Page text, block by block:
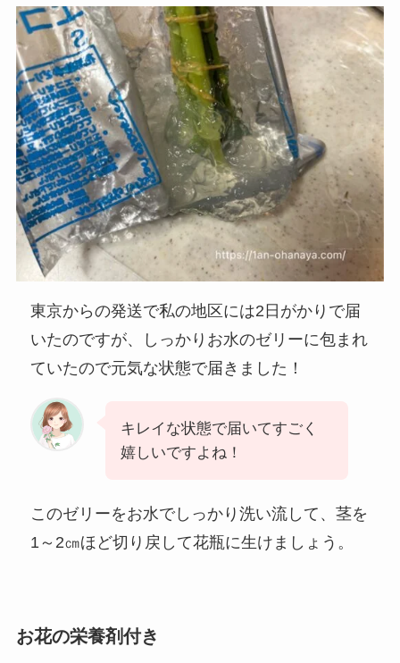
東京からの発送で私の地区には2日がかりで届
いたのですが、しっかりお水のゼリーに包まれ
ていたので元気な状態で届きました！
キレイな状態で届いてすごく
嬉しいですよね！
このゼリーをお水でしっかり洗い流して、茎を
1～2㎝ほど切り戻して花瓶に生けましょう。
お花の栄養剤付き